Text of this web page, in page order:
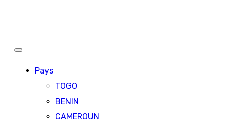
Pays
TOGO
BENIN
CAMEROUN